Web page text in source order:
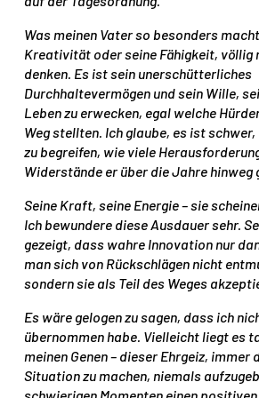
Was meinen Vater so besonders
Kreativität oder seine Fähigkeit, völlig
denken. Es ist sein unerschütterliches
Durchhaltevermögen und sein Wille,
Leben zu erwecken, egal welche
Weg stellten. Ich glaube, es ist
zu begreifen, wie viele
Widerstände er über die Jahre
Seine Kraft, seine Energie – sie
Ich bewundere diese Ausdauer sehr.
gezeigt, dass wahre Innovation nur
man sich von Rückschlägen nicht
sondern sie als Teil des Weges
Es wäre gelogen zu sagen, dass ich
übernommen habe. Vielleicht liegt es
meinen Genen – dieser Ehrgeiz, immer
Situation zu machen, niemals